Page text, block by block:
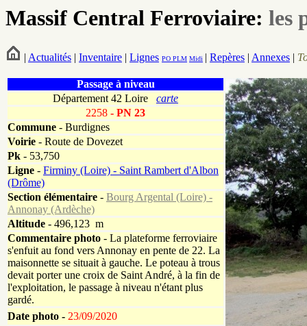
Massif Central Ferroviaire: les
| Actualités | Inventaire | Lignes PO PLM Midi | Repères | Annexes |
Passage à niveau
Département 42 Loire carte
2258 - PN 23
Commune - Burdignes
Voirie - Route de Dovezet
Pk - 53,750
Ligne - Firminy (Loire) - Saint Rambert d'Albon
(Drôme)
Section élémentaire - Bourg Argental (Loire) -
Annonay (Ardèche)
Altitude - 496,123 m
Commentaire photo - La plateforme ferroviaire
s'enfuit au fond vers Annonay en pente de 22. La
maisonnette se situait à gauche. Le poteau à trous
devait porter une croix de Saint André, à la fin de
l'exploitation, le passage à niveau n'étant plus
gardé.
Date photo - 23/09/2020